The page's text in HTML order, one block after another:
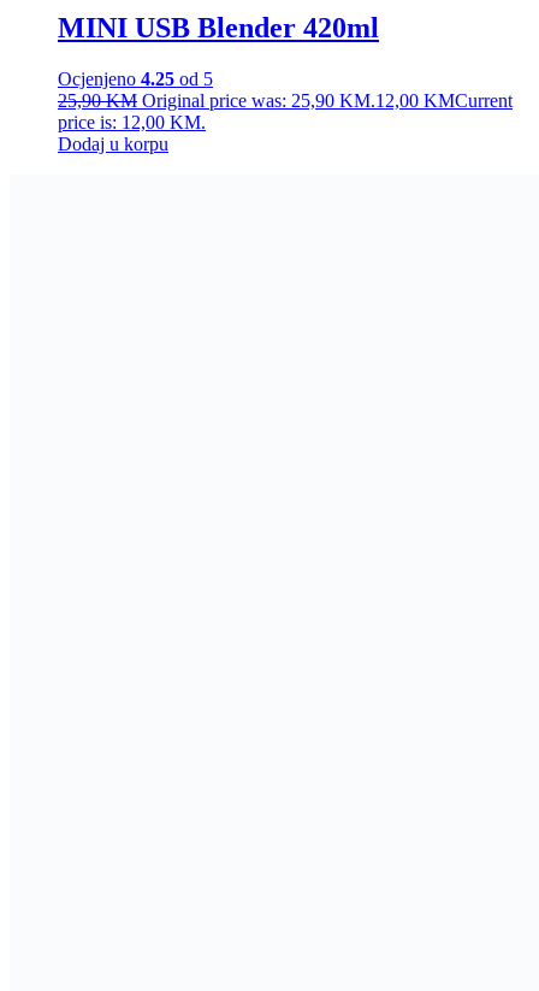
MINI USB Blender 420ml
Ocjenjeno 4.25 od 5
25,90KM Original price was: 25,90 KM.12,00 KMCurrent
price is: 12,00 KM.
Dodaj u korpu